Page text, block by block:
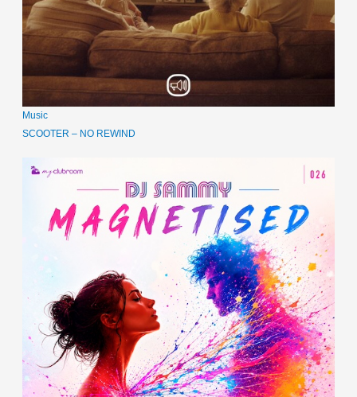
Music
SCOOTER – NO REWIND